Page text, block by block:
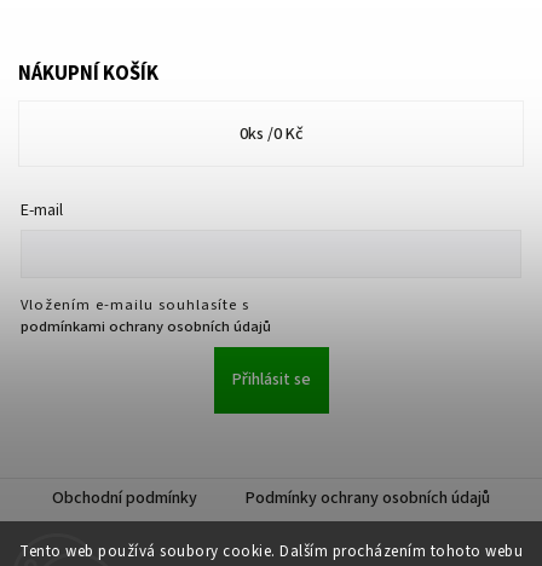
Tento web používá soubory cookie. Dalším procházením tohoto webu
NÁKUPNÍ KOŠÍK
0ks /0 Kč
E-mail
Vložením e-mailu souhlasíte s
podmínkami ochrany osobních údajů
Přihlásit se
Obchodní podmínky Podmínky ochrany osobních údajů